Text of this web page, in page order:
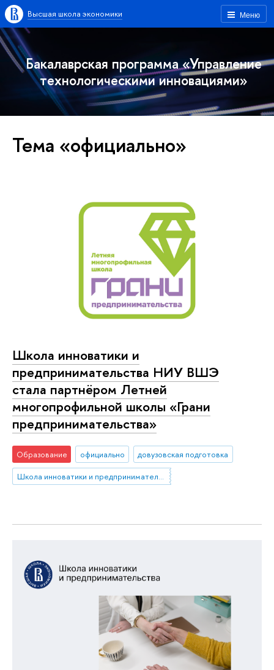
Меню
Высшая школа экономики
Бакалаврская программа «Управление
технологическими инновациями»
Тема «официально»
Школа инноватики и
предпринимательства НИУ ВШЭ
стала партнёром Летней
многопрофильной школы «Грани
предпринимательства»
Образование официально
довузовская подготовка
Школа инноватики и предпринимательства